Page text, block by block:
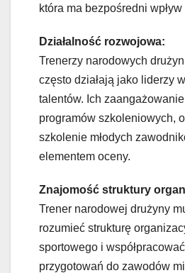
która ma bezpośredni
Działalność rozwojowa:
Trenerzy narodowych
często działają jako liderzy
talentów. Ich
programów szkoleniowych,
szkolenie młodych
elementem oceny.
Znajomość struktury
Trener narodowej drużyny
rozumieć strukturę
sportowego i
przygotowań do zawodów